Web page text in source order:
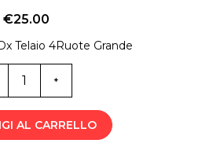
€25.00
Telaio 4Ruote Grande
AL CARRELLO